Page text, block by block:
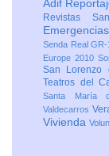
Adif
Revistas
Emergencias
Senda Real GR-
Europe 2010
San
Teatros del
Santa María
Valdecarros
Vivienda